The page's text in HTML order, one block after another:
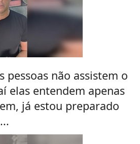
pessoas não assistem o
elas entendem apenas
já estou preparado